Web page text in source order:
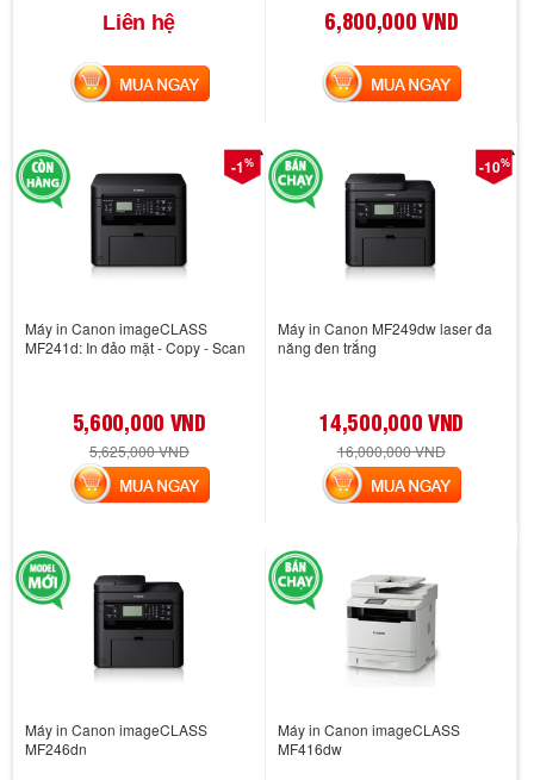
Liên hệ
MUA NGAY
6,800,000 VND
MUA NGAY
-1%
Máy in Canon imageCLASS
MF241d: In đảo mặt - Copy - Scan
5,600,000 VND
5,625,000 VND
MUA NGAY
-10%
Máy in Canon MF249dw laser đa
năng đen trắng
14,500,000 VND
16,000,000 VND
MUA NGAY
Máy in Canon imageCLASS
MF246dn
Máy in Canon imageCLASS
MF416dw